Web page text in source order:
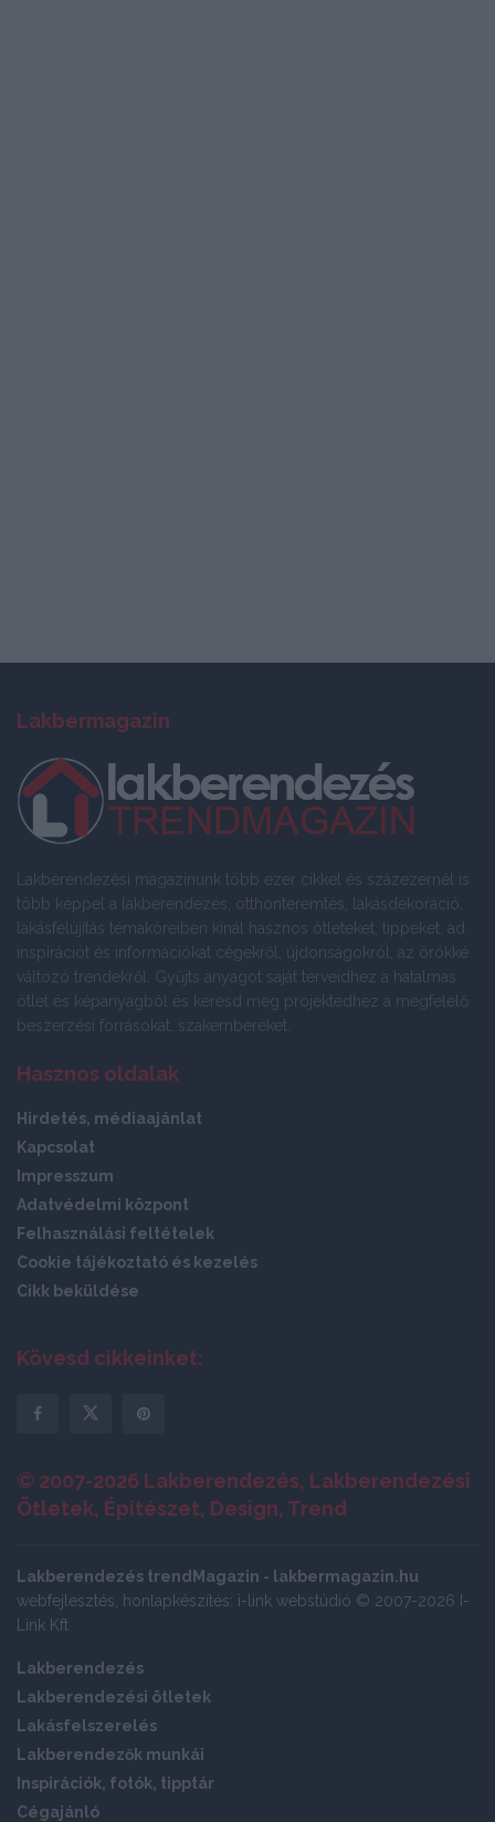
Lakbermagazin
Lakberendezési magazinunk több ezer cikkel és százezernél is
több képpel a lakberendezés, otthonteremtés, lakásdekoráció,
lakásfelújítás témaköreiben kínál hasznos ötleteket, tippeket, ad
inspirációt és információkat cégekről, újdonságokról, az örökké
változó trendekről. Gyűjts anyagot saját terveidhez a hatalmas
ötlet és képanyagból és keresd meg projektedhez a megfelelő
beszerzési forrásokat, szakembereket.
Hasznos oldalak
Hirdetés, médiaajánlat
Kapcsolat
Impresszum
Adatvédelmi központ
Felhasználási feltételek
Cookie tájékoztató és kezelés
Cikk beküldése
Kövesd cikkeinket:
© 2007-2026 Lakberendezés, Lakberendezési
Ötletek, Építészet, Design, Trend
Lakberendezés trendMagazin - lakbermagazin.hu
webfejlesztés, honlapkészítés: i-link webstúdió © 2007-2026 I-
Link Kft
Lakberendezés
Lakberendezési ötletek
Lakásfelszerelés
Lakberendezők munkái
Inspirációk, fotók, tipptár
Cégajánló